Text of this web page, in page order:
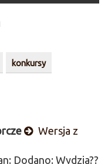
konkursy
Wersja z
Dodano: Wydzia??